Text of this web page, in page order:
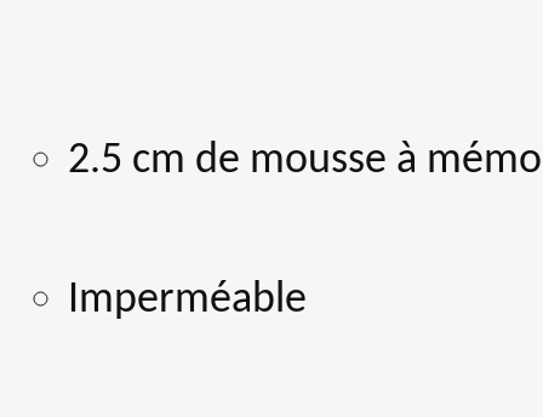
2.5 cm de mousse à
Imperméable